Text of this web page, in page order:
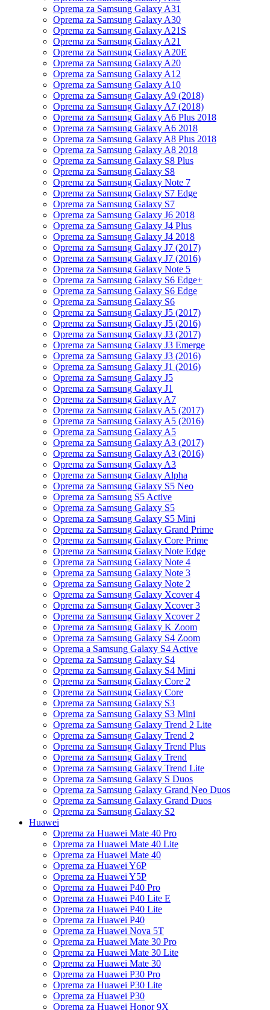
Oprema za Samsung Galaxy A31
Oprema za Samsung Galaxy A30
Oprema za Samsung Galaxy A21S
Oprema za Samsung Galaxy A21
Oprema za Samsung Galaxy A20E
Oprema za Samsung Galaxy A20
Oprema za Samsung Galaxy A12
Oprema za Samsung Galaxy A10
Oprema za Samsung Galaxy A9 (2018)
Oprema za Samsung Galaxy A7 (2018)
Oprema za Samsung Galaxy A6 Plus 2018
Oprema za Samsung Galaxy A6 2018
Oprema za Samsung Galaxy A8 Plus 2018
Oprema za Samsung Galaxy A8 2018
Oprema za Samsung Galaxy S8 Plus
Oprema za Samsung Galaxy S8
Oprema za Samsung Galaxy Note 7
Oprema za Samsung Galaxy S7 Edge
Oprema za Samsung Galaxy S7
Oprema za Samsung Galaxy J6 2018
Oprema za Samsung Galaxy J4 Plus
Oprema za Samsung Galaxy J4 2018
Oprema za Samsung Galaxy J7 (2017)
Oprema za Samsung Galaxy J7 (2016)
Oprema za Samsung Galaxy Note 5
Oprema za Samsung Galaxy S6 Edge+
Oprema za Samsung Galaxy S6 Edge
Oprema za Samsung Galaxy S6
Oprema za Samsung Galaxy J5 (2017)
Oprema za Samsung Galaxy J5 (2016)
Oprema za Samsung Galaxy J3 (2017)
Oprema za Samsung Galaxy J3 Emerge
Oprema za Samsung Galaxy J3 (2016)
Oprema za Samsung Galaxy J1 (2016)
Oprema za Samsung Galaxy J5
Oprema za Samsung Galaxy J1
Oprema za Samsung Galaxy A7
Oprema za Samsung Galaxy A5 (2017)
Oprema za Samsung Galaxy A5 (2016)
Oprema za Samsung Galaxy A5
Oprema za Samsung Galaxy A3 (2017)
Oprema za Samsung Galaxy A3 (2016)
Oprema za Samsung Galaxy A3
Oprema za Samsung Galaxy Alpha
Oprema za Samsung Galaxy S5 Neo
Oprema za Samsung S5 Active
Oprema za Samsung Galaxy S5
Oprema za Samsung Galaxy S5 Mini
Oprema za Samsung Galaxy Grand Prime
Oprema za Samsung Galaxy Core Prime
Oprema za Samsung Galaxy Note Edge
Oprema za Samsung Galaxy Note 4
Oprema za Samsung Galaxy Note 3
Oprema za Samsung Galaxy Note 2
Oprema za Samsung Galaxy Xcover 4
Oprema za Samsung Galaxy Xcover 3
Oprema za Samsung Galaxy Xcover 2
Oprema za Samsung Galaxy K Zoom
Oprema za Samsung Galaxy S4 Zoom
Oprema a Samsung Galaxy S4 Active
Oprema za Samsung Galaxy S4
Oprema za Samsung Galaxy S4 Mini
Oprema za Samsung Galaxy Core 2
Oprema za Samsung Galaxy Core
Oprema za Samsung Galaxy S3
Oprema za Samsung Galaxy S3 Mini
Oprema za Samsung Galaxy Trend 2 Lite
Oprema za Samsung Galaxy Trend 2
Oprema za Samsung Galaxy Trend Plus
Oprema za Samsung Galaxy Trend
Oprema za Samsung Galaxy Trend Lite
Oprema za Samsung Galaxy S Duos
Oprema za Samsung Galaxy Grand Neo Duos
Oprema za Samsung Galaxy Grand Duos
Oprema za Samsung Galaxy S2
Huawei
Oprema za Huawei Mate 40 Pro
Oprema za Huawei Mate 40 Lite
Oprema za Huawei Mate 40
Oprema za Huawei Y6P
Oprema za Huawei Y5P
Oprema za Huawei P40 Pro
Oprema za Huawei P40 Lite E
Oprema za Huawei P40 Lite
Oprema za Huawei P40
Oprema za Huawei Nova 5T
Oprema za Huawei Mate 30 Pro
Oprema za Huawei Mate 30 Lite
Oprema za Huawei Mate 30
Oprema za Huawei P30 Pro
Oprema za Huawei P30 Lite
Oprema za Huawei P30
Oprema za Huawei Honor 9X